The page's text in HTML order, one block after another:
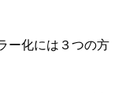
ー化には３つの方